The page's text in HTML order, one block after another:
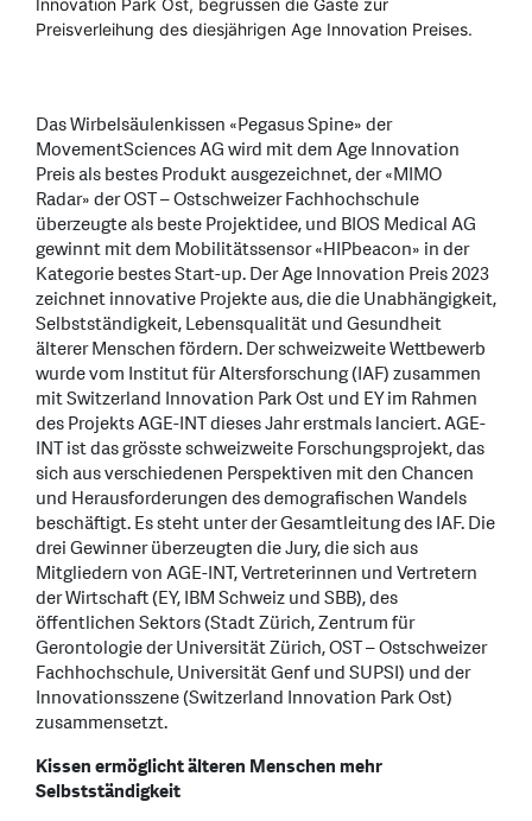
Preisverleihung des diesjährigen Age Innovation Preises.
Das Wirbelsäulenkissen «Pegasus Spine» der
MovementSciences AG wird mit dem Age Innovation
Preis als bestes Produkt ausgezeichnet, der «MIMO
Radar» der OST – Ostschweizer Fachhochschule
überzeugte als beste Projektidee, und BIOS Medical AG
gewinnt mit dem Mobilitätssensor «HIPbeacon» in der
Kategorie bestes Start-up. Der Age Innovation Preis 2023
zeichnet innovative Projekte aus, die die Unabhängigkeit,
Selbstständigkeit, Lebensqualität und Gesundheit
älterer Menschen fördern. Der schweizweite Wettbewerb
wurde vom Institut für Altersforschung (IAF) zusammen
mit Switzerland Innovation Park Ost und EY im Rahmen
des Projekts AGE-INT dieses Jahr erstmals lanciert. AGE-
INT ist das grösste schweizweite Forschungsprojekt, das
sich aus verschiedenen Perspektiven mit den Chancen
und Herausforderungen des demografischen Wandels
beschäftigt. Es steht unter der Gesamtleitung des IAF. Die
drei Gewinner überzeugten die Jury, die sich aus
Mitgliedern von AGE-INT, Vertreterinnen und Vertretern
der Wirtschaft (EY, IBM Schweiz und SBB), des
öffentlichen Sektors (Stadt Zürich, Zentrum für
Gerontologie der Universität Zürich, OST – Ostschweizer
Fachhochschule, Universität Genf und SUPSI) und der
Innovationsszene (Switzerland Innovation Park Ost)
zusammensetzt.
Kissen ermöglicht älteren Menschen mehr
Selbstständigkeit